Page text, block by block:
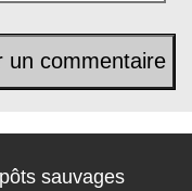
sauvages